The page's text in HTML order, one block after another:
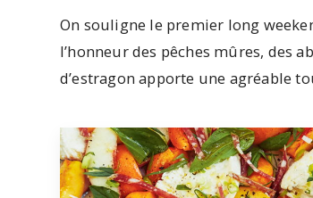
On souligne le premier long
l’honneur des pêches mûres, des
d’estragon apporte une agréable